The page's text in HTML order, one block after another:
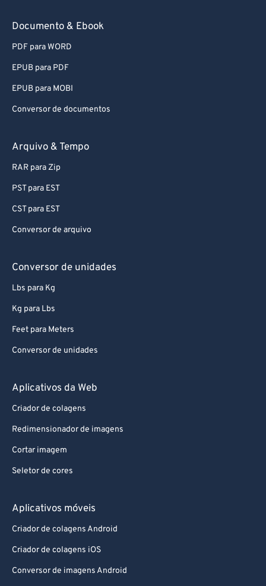
Documento & Ebook
PDF para WORD
EPUB para PDF
EPUB para MOBI
Conversor de documentos
Arquivo & Tempo
RAR para Zip
PST para EST
CST para EST
Conversor de arquivo
Conversor de unidades
Lbs para Kg
Kg para Lbs
Feet para Meters
Conversor de unidades
Aplicativos da Web
Criador de colagens
Redimensionador de imagens
Cortar imagem
Seletor de cores
Aplicativos móveis
Criador de colagens Android
Criador de colagens iOS
Conversor de imagens Android